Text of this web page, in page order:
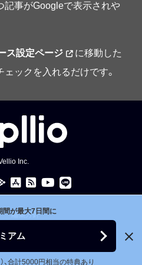
記事がGoogleで表示されや
ス設定ページ
に移動した
ェックを入れるだけです。
Inc.
編集方針
間が最大7日間に
アム
、合計5000円相当の特典あり